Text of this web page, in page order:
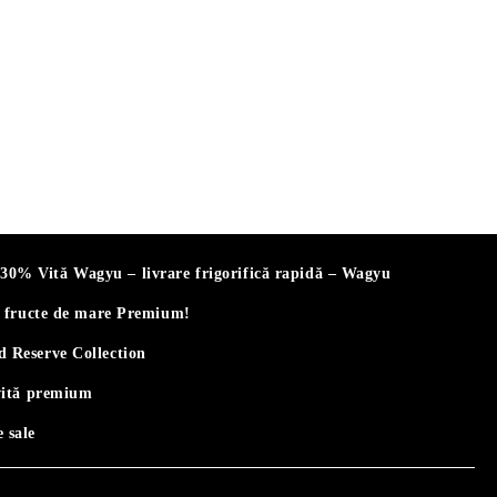
Vită Wagyu – livrare frigorifică rapidă – Wagyu
fructe de mare Premium!
Reserve Collection
premium
sale